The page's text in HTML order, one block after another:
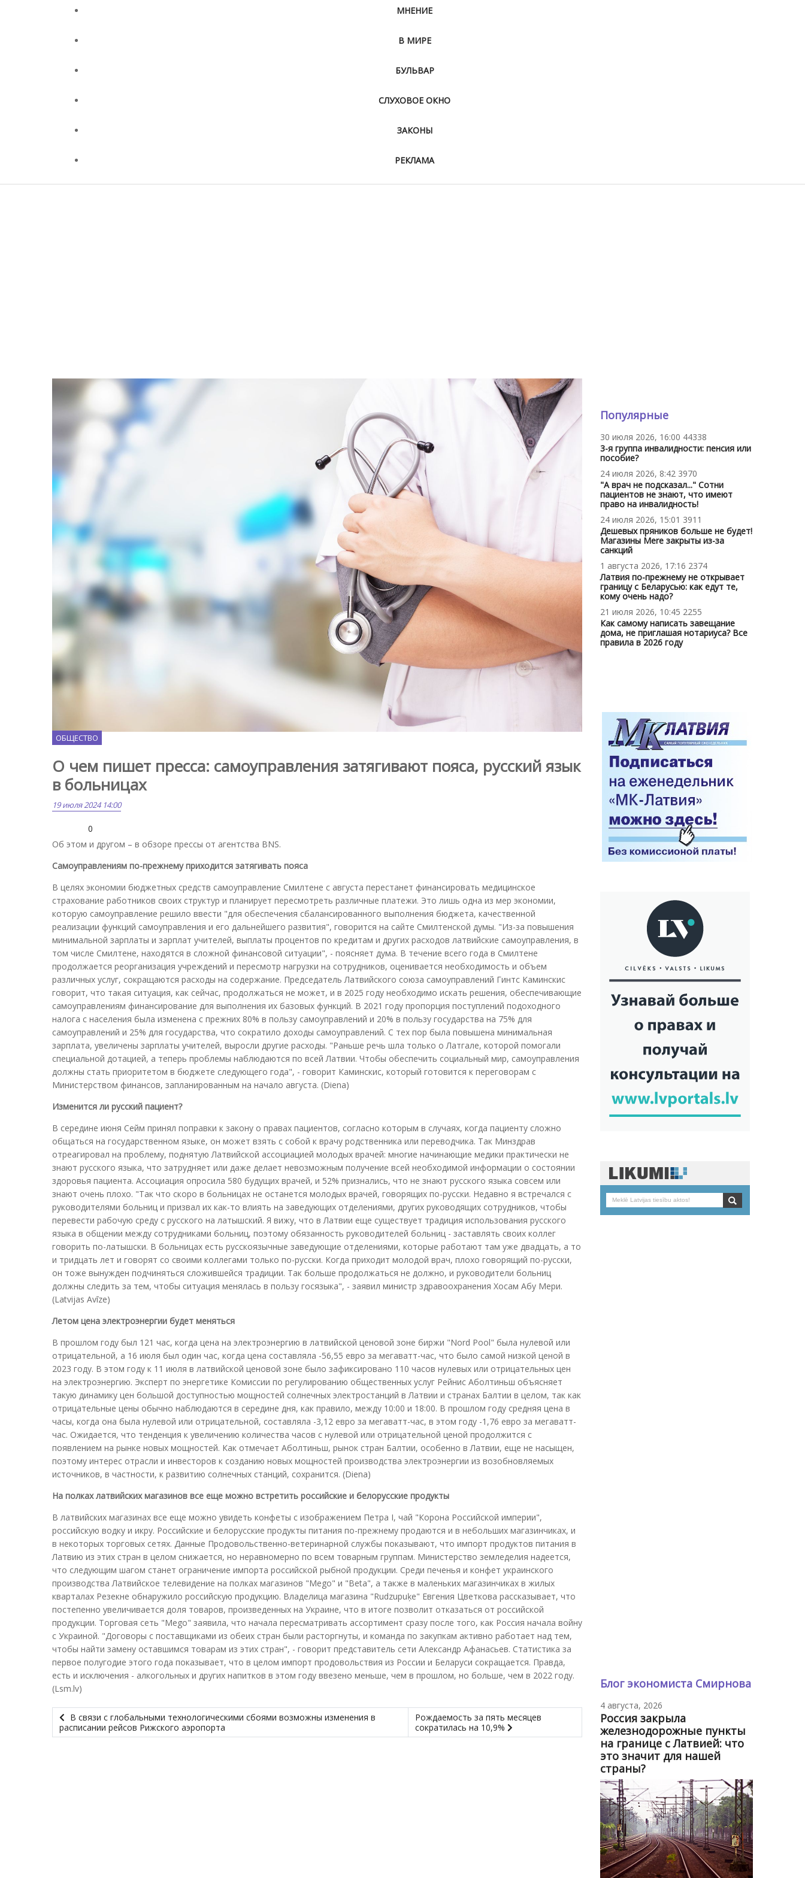
МНЕНИЕ
В МИРЕ
БУЛЬВАР
СЛУХОВОЕ ОКНО
ЗАКОНЫ
РЕКЛАМА
Freepik.com
ОБЩЕСТВО
О чем пишет пресса: самоуправления затягивают пояса, русский язык
в больницах
19 июля 2024 14:00
0
Об этом и другом – в обзоре прессы от агентства BNS.
Самоуправлениям по-прежнему приходится затягивать пояса
В целях экономии бюджетных средств самоуправление Смилтене с августа перестанет финансировать медицинское
страхование работников своих структур и планирует пересмотреть различные платежи. Это лишь одна из мер экономии,
которую самоуправление решило ввести "для обеспечения сбалансированного выполнения бюджета, качественной
реализации функций самоуправления и его дальнейшего развития", говорится на сайте Смилтенской думы. "Из-за повышения
минимальной зарплаты и зарплат учителей, выплаты процентов по кредитам и других расходов латвийские самоуправления, в
том числе Смилтене, находятся в сложной финансовой ситуации", - поясняет дума. В течение всего года в Смилтене
продолжается реорганизация учреждений и пересмотр нагрузки на сотрудников, оценивается необходимость и объем
различных услуг, сокращаются расходы на содержание. Председатель Латвийского союза самоуправлений Гинтс Каминскис
говорит, что такая ситуация, как сейчас, продолжаться не может, и в 2025 году необходимо искать решения, обеспечивающие
самоуправлениям финансирование для выполнения их базовых функций. В 2021 году пропорция поступлений подоходного
налога с населения была изменена с прежних 80% в пользу самоуправлений и 20% в пользу государства на 75% для
самоуправлений и 25% для государства, что сократило доходы самоуправлений. С тех пор была повышена минимальная
зарплата, увеличены зарплаты учителей, выросли другие расходы. "Раньше речь шла только о Латгале, которой помогали
специальной дотацией, а теперь проблемы наблюдаются по всей Латвии. Чтобы обеспечить социальный мир, самоуправления
должны стать приоритетом в бюджете следующего года", - говорит Каминскис, который готовится к переговорам с
Министерством финансов, запланированным на начало августа. (Diena)
Изменится ли русский пациент?
В середине июня Сейм принял поправки к закону о правах пациентов, согласно которым в случаях, когда пациенту сложно
общаться на государственном языке, он может взять с собой к врачу родственника или переводчика. Так Минздрав
отреагировал на проблему, поднятую Латвийской ассоциацией молодых врачей: многие начинающие медики практически не
знают русского языка, что затрудняет или даже делает невозможным получение всей необходимой информации о состоянии
здоровья пациента. Ассоциация опросила 580 будущих врачей, и 52% признались, что не знают русского языка совсем или
знают очень плохо. "Так что скоро в больницах не останется молодых врачей, говорящих по-русски. Недавно я встречался с
руководителями больниц и призвал их как-то влиять на заведующих отделениями, других руководящих сотрудников, чтобы
перевести рабочую среду с русского на латышский. Я вижу, что в Латвии еще существует традиция использования русского
языка в общении между сотрудниками больниц, поэтому обязанность руководителей больниц - заставлять своих коллег
говорить по-латышски. В больницах есть русскоязычные заведующие отделениями, которые работают там уже двадцать, а то
и тридцать лет и говорят со своими коллегами только по-русски. Когда приходит молодой врач, плохо говорящий по-русски,
он тоже вынужден подчиняться сложившейся традиции. Так больше продолжаться не должно, и руководители больниц
должны следить за тем, чтобы ситуация менялась в пользу госязыка", - заявил министр здравоохранения Хосам Абу Мери.
(Latvijas Avīze)
Летом цена электроэнергии будет меняться
В прошлом году был 121 час, когда цена на электроэнергию в латвийской ценовой зоне биржи "Nord Pool" была нулевой или
отрицательной, а 16 июля был один час, когда цена составляла -56,55 евро за мегаватт-час, что было самой низкой ценой в
2023 году. В этом году к 11 июля в латвийской ценовой зоне было зафиксировано 110 часов нулевых или отрицательных цен
на электроэнергию. Эксперт по энергетике Комиссии по регулированию общественных услуг Рейнис Аболтиньш объясняет
такую динамику цен большой доступностью мощностей солнечных электростанций в Латвии и странах Балтии в целом, так как
отрицательные цены обычно наблюдаются в середине дня, как правило, между 10:00 и 18:00. В прошлом году средняя цена в
часы, когда она была нулевой или отрицательной, составляла -3,12 евро за мегаватт-час, в этом году -1,76 евро за мегаватт-
час. Ожидается, что тенденция к увеличению количества часов с нулевой или отрицательной ценой продолжится с
появлением на рынке новых мощностей. Как отмечает Аболтиньш, рынок стран Балтии, особенно в Латвии, еще не насыщен,
поэтому интерес отрасли и инвесторов к созданию новых мощностей производства электроэнергии из возобновляемых
источников, в частности, к развитию солнечных станций, сохранится. (Diena)
На полках латвийских магазинов все еще можно встретить российские и белорусские продукты
В латвийских магазинах все еще можно увидеть конфеты с изображением Петра I, чай "Корона Российской империи",
российскую водку и икру. Российские и белорусские продукты питания по-прежнему продаются и в небольших магазинчиках, и
в некоторых торговых сетях. Данные Продовольственно-ветеринарной службы показывают, что импорт продуктов питания в
Латвию из этих стран в целом снижается, но неравномерно по всем товарным группам. Министерство земледелия надеется,
что следующим шагом станет ограничение импорта российской рыбной продукции. Среди печенья и конфет украинского
производства Латвийское телевидение на полках магазинов "Mego" и "Beta", а также в маленьких магазинчиках в жилых
кварталах Резекне обнаружило российскую продукцию. Владелица магазина "Rudzupuķe" Евгения Цветкова рассказывает, что
постепенно увеличивается доля товаров, произведенных на Украине, что в итоге позволит отказаться от российской
продукции. Торговая сеть "Mego" заявила, что начала пересматривать ассортимент сразу после того, как Россия начала войну
с Украиной. "Договоры с поставщиками из обеих стран были расторгнуты, и команда по закупкам активно работает над тем,
чтобы найти замену оставшимся товарам из этих стран", - говорит представитель сети Александр Афанасьев. Статистика за
первое полугодие этого года показывает, что в целом импорт продовольствия из России и Беларуси сокращается. Правда,
есть и исключения - алкогольных и других напитков в этом году ввезено меньше, чем в прошлом, но больше, чем в 2022 году.
(Lsm.lv)
В связи с глобальными технологическими сбоями возможны изменения в
расписании рейсов Рижского аэропорта
Рождаемость за пять месяцев
сократилась на 10,9%
Популярные
30 июля 2026, 16:00 44338
3-я группа инвалидности: пенсия или
пособие?
24 июля 2026, 8:42 3970
"А врач не подсказал..." Сотни
пациентов не знают, что имеют
право на инвалидность!
24 июля 2026, 15:01 3911
Дешевых пряников больше не будет!
Магазины Mere закрыты из-за
санкций
1 августа 2026, 17:16 2374
Латвия по-прежнему не открывает
границу с Беларусью: как едут те,
кому очень надо?
21 июля 2026, 10:45 2255
Как самому написать завещание
дома, не приглашая нотариуса? Все
правила в 2026 году
Блог экономиста Смирнова
4 августа, 2026
Россия закрыла
железнодорожные пункты
на границе с Латвией: что
это значит для нашей
страны?